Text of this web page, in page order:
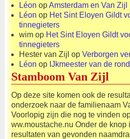
Léon opAmsterdam en Van Zijl
Léon op Het Sint Eloyen Gildt
tinnegieters
wim op Het Sint Eloyen Gildt
tinnegieters
Hester van Zijl op Verborgen
Léon op IJkmeester van de
Stamboom Van Zijl
Op deze site komen ook de
onderzoek naar de familienaam
Voorlopig zijn die nog te vinden
ww.moustache.nu Onder de
resultaten van gevonden